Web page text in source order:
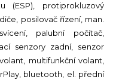
(ESP), protiprokluzový
posilovač řízení, man.
palubní počítač,
senzory zadní, senzor
multifunkční volant,
bluetooth, el. přední